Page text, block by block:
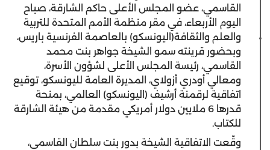
القاسمي، عضو المجلس الأعلى حاكم الشارقة، صباح
اليوم الأربعاء، في مقر منظمة الأمم المتحدة للتربية
والعلم والثقافة(اليونسكو) بالعاصمة الفرنسية باريس،
وبحضور قرينته سمو الشيخة جواهر بنت محمد
القاسمي، رئيسة المجلس الأعلى لشؤون الأسرة،
ومعالي أودري أزولاي، المديرة العامة لليونسكو، توقيع
اتفاقية لرقمنة أرشيف (اليونسكو) العالمي، بمنحة
قدرها 6 ملايين دولار أمريكي مقدمة من هيئة الشارقة
للكتاب.
وقّعت الاتفاقية الشيخة بدور بنت سلطان القاسمي،